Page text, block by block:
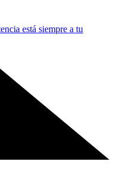
está siempre a tu